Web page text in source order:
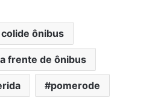
ônibus
frente de ônibus
pomerode